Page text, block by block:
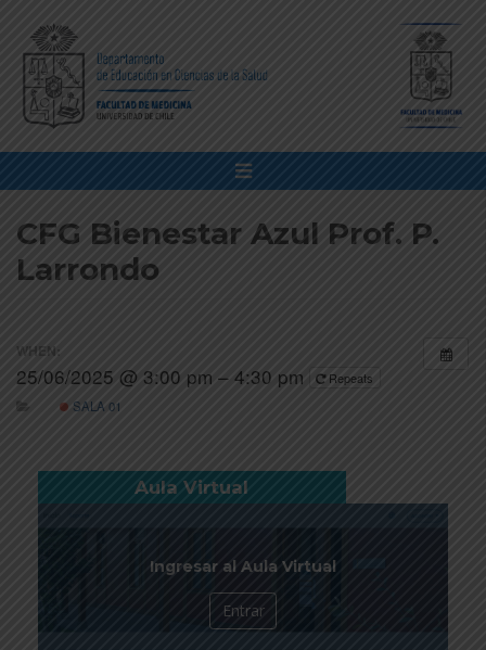
CFG Bienestar Azul Prof. P.
Larrondo
WHEN:
25/06/2025 @ 3:00 pm – 4:30 pm
Repeats
SALA 01
Aula Virtual
Ingresar al Aula Virtual
Entrar